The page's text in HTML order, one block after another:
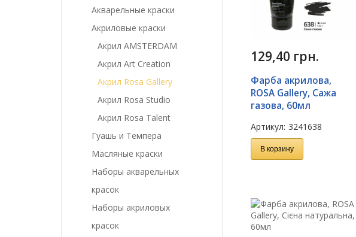
Акварельные краски
Акриловые краски
Акрил AMSTERDAM
Акрил Art Creation
Акрил Rosa Gallery
Акрил Rosa Studio
Акрил Rosa Talent
Гуашь и Темпера
Масляные краски
Наборы акварельных
красок
Наборы акриловых
красок
129,40 грн.
Фарба акрилова,
ROSA Gallery, Сажа
газова, 60мл
Артикул: 3241638
В корзину